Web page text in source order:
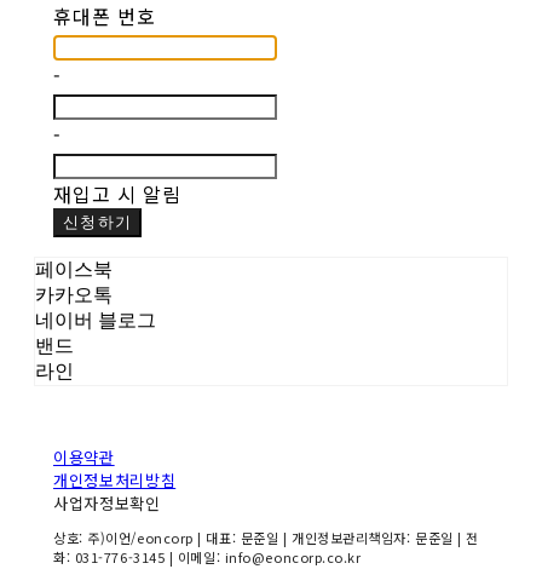
휴대폰 번호
-
-
재입고 시 알림
신청하기
페이스북
카카오톡
네이버 블로그
밴드
라인
이용약관
개인정보처리방침
사업자정보확인
상호: 주)이언/eoncorp | 대표: 문준일 | 개인정보관리책임자: 문준일 | 전
화: 031-776-3145 | 이메일: info@eoncorp.co.kr